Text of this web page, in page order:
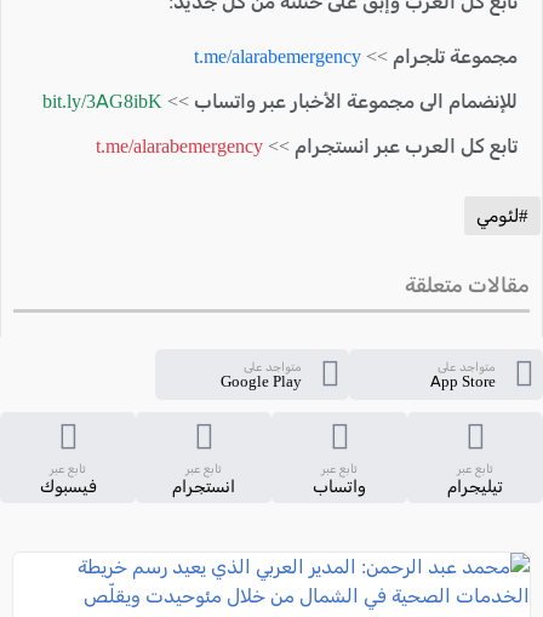
مجموعة تلجرام >> t.me/alarabemergency
للإنضمام الى مجموعة الأخبار عبر واتساب >> bit.ly/3AG8ibK
تابع كل العرب عبر انستجرام >> t.me/alarabemergency
#لئومي
مقالات متعلقة
متواجد على
App Store
متواجد على
Google Play
تابع عبر
تيليجرام
تابع عبر
واتساب
تابع عبر
انستجرام
تابع عبر
فيسبوك